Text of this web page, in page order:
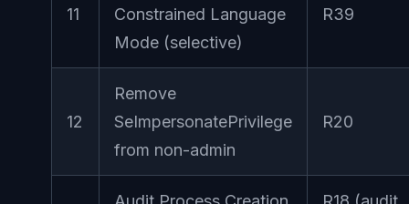
11
Constrained Language
Mode (selective)
R39
12
Remove
SeImpersonatePrivilege
from non-admin
R20